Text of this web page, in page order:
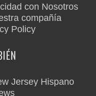
con Nosotros
compañía
Policy
Jersey Hispano